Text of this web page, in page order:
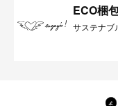
ECO梱
サステナブ